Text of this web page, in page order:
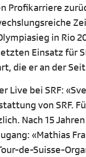
Profikarriere
in Rio
Einsatz für
die er an der
Live bei SRF:
von SRF.
Nach 15
«Mathias
de-Suisse-